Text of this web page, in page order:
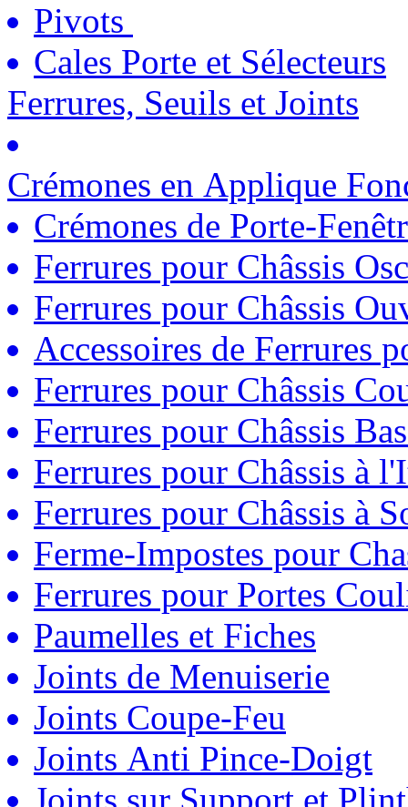
Pivots
Cales Porte et Sélecteurs
Ferrures, Seuils et Joints
Crémones en Applique
Crémones de Porte-
Ferrures pour Châssis
Ferrures pour Châssis
Accessoires de Ferrures
Ferrures pour Châssis
Ferrures pour Châssis
Ferrures pour Châssis à
Ferrures pour Châssis à
Ferme-Impostes pour
Ferrures pour Portes
Paumelles et Fiches
Joints de Menuiserie
Joints Coupe-Feu
Joints Anti Pince-Doigt